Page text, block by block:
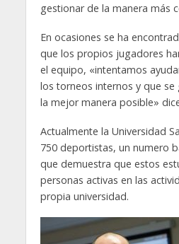
gestionar de la manera más
En ocasiones se ha
que los propios jugadores
el equipo, «intentamos
los torneos internos y que
la mejor manera posible»
Actualmente la Universidad
750 deportistas, un numero
que demuestra que estos
personas activas en las
propia universidad.